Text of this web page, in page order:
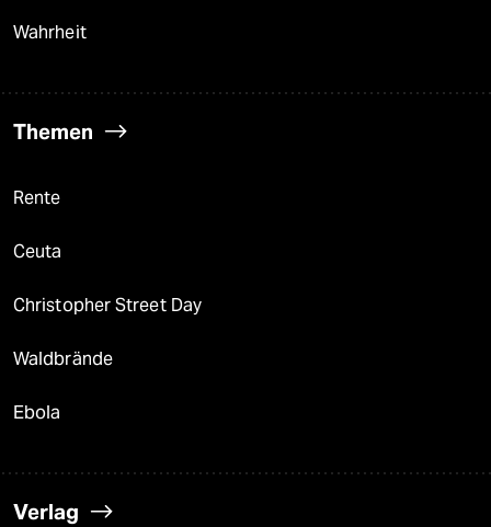
Wahrheit
Themen
Rente
Ceuta
Christopher Street Day
Waldbrände
Ebola
Verlag